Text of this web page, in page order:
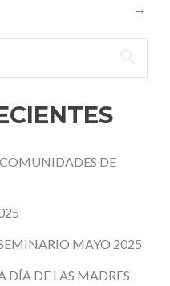
→
DE
MAYO 2025
DE LAS MADRES